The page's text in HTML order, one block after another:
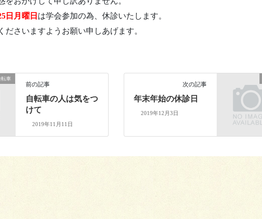
日月曜日 は学会参加の為、休診いたします。
ださいますようお願い申しあげます。
転車
前の記事
自転車の人は気をつ
けて
2019年11月11日
次の記事
年末年始の休診日
2019年12月3日